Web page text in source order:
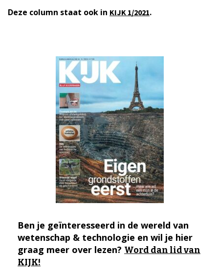
Deze column staat ook in KIJK 1/2021.
Ben je geïnteresseerd in de wereld van
wetenschap & technologie en wil je hier
graag meer over lezen? Word dan lid van
KIJK!